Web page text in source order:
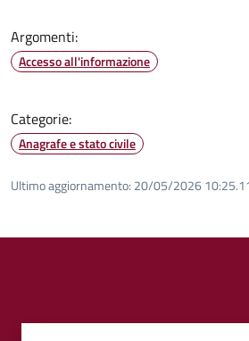
Argomenti:
Accesso all'informazione
Categorie:
Anagrafe e stato civile
Ultimo aggiornamento: 20/05/2026